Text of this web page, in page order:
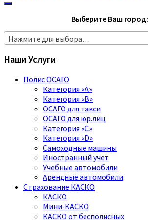
Выберите Ваш город:
Нажмите для выбора…
Наши Услуги
Полис ОСАГО
Категория «A»
Категория «B»
ОСАГО для такси
ОСАГО для юр.лиц
Категория «C»
Категория «D»
Самоходные машины
Иностранный учет
Учебные автомобили
Арендные автомобили
Страхование КАСКО
КАСКО
Мини-КАСКО
КАСКО от бесполисных